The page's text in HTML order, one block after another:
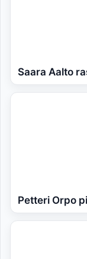
Saara Aalto
Petteri Orpo